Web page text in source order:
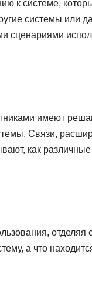
к системе,
системы или
сценариями
имеют
Связи,
как
а что